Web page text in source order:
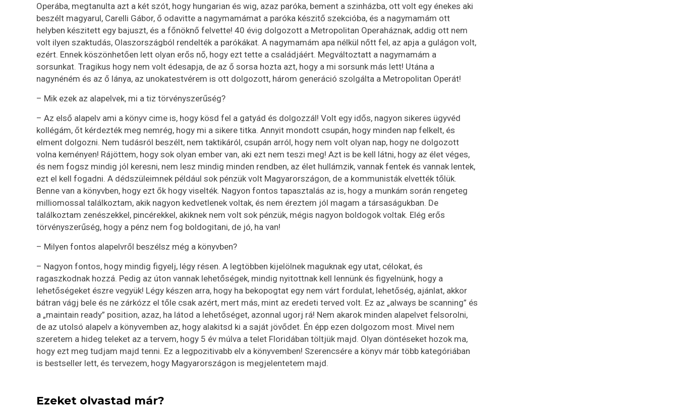
Operába, megtanulta azt a két szót, hogy hungarian és wig, azaz paróka, bement a szinházba, ott volt egy énekes aki
beszélt magyarul, Carelli Gábor, ő odavitte a nagymamámat a paróka készitő szekcióba, és a nagymamám ott
helyben készitett egy bajuszt, és a főnöknő felvette! 40 évig dolgozott a Metropolitan Operaháznak, addig ott nem
volt ilyen szaktudás, Olaszországból rendelték a parókákat. A nagymamám apa nélkül nőtt fel, az apja a gulágon volt,
ezért. Ennek köszönhetően lett olyan erős nő, hogy ezt tette a családjáért. Megváltoztatt a nagymamám a
sorsunkat. Tragikus hogy nem volt édesapja, de az ő sorsa hozta azt, hogy a mi sorsunk más lett! Utána a
nagynéném és az ő lánya, az unokatestvérem is ott dolgozott, három generáció szolgálta a Metropolitan Operát!
– Mik ezek az alapelvek, mi a tiz törvényszerűség?
– Az első alapelv ami a könyv cime is, hogy kösd fel a gatyád és dolgozzál! Volt egy idős, nagyon sikeres ügyvéd
kollégám, őt kérdezték meg nemrég, hogy mi a sikere titka. Annyit mondott csupán, hogy minden nap felkelt, és
elment dolgozni. Nem tudásról beszélt, nem taktikáról, csupán arról, hogy nem volt olyan nap, hogy ne dolgozott
volna keményen! Rájöttem, hogy sok olyan ember van, aki ezt nem teszi meg! Azt is be kell látni, hogy az élet véges,
és nem fogsz mindig jól keresni, nem lesz mindig minden rendben, az élet hullámzik, vannak fentek és vannak lentek,
ezt el kell fogadni. A dédszüleimnek például sok pénzük volt Magyarországon, de a kommunisták elvették tőlük.
Benne van a könyvben, hogy ezt ők hogy viselték. Nagyon fontos tapasztalás az is, hogy a munkám során rengeteg
milliomossal találkoztam, akik nagyon kedvetlenek voltak, és nem éreztem jól magam a társaságukban. De
találkoztam zenészekkel, pincérekkel, akiknek nem volt sok pénzük, mégis nagyon boldogok voltak. Elég erős
törvényszerűség, hogy a pénz nem fog boldogitani, de jó, ha van!
– Milyen fontos alapelvről beszélsz még a könyvben?
– Nagyon fontos, hogy mindig figyelj, légy résen. A legtöbben kijelölnek maguknak egy utat, célokat, és
ragaszkodnak hozzá. Pedig az úton vannak lehetőségek, mindig nyitottnak kell lennünk és figyelnünk, hogy a
lehetőségeket észre vegyük! Légy készen arra, hogy ha bekopogtat egy nem várt fordulat, lehetőség, ajánlat, akkor
bátran vágj bele és ne zárkózz el tőle csak azért, mert más, mint az eredeti terved volt. Ez az „always be scanning” és
a „maintain ready” position, azaz, ha látod a lehetőséget, azonnal ugorj rá! Nem akarok minden alapelvet felsorolni,
de az utolsó alapelv a könyvemben az, hogy alakitsd ki a saját jövődet. Én épp ezen dolgozom most. Mivel nem
szeretem a hideg teleket az a tervem, hogy 5 év múlva a telet Floridában töltjük majd. Olyan döntéseket hozok ma,
hogy ezt meg tudjam majd tenni. Ez a legpozitivabb elv a könyvemben! Szerencsére a könyv már több kategóriában
is bestseller lett, és tervezem, hogy Magyarországon is megjelentetem majd.
Ezeket olvastad már?